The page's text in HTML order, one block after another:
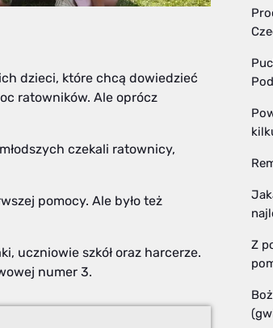
dzieci, które chcą dowiedzieć
ratowników. Ale oprócz
czekali ratownicy,
pomocy. Ale było też
uczniowie szkół oraz harcerze.
numer 3.
Z